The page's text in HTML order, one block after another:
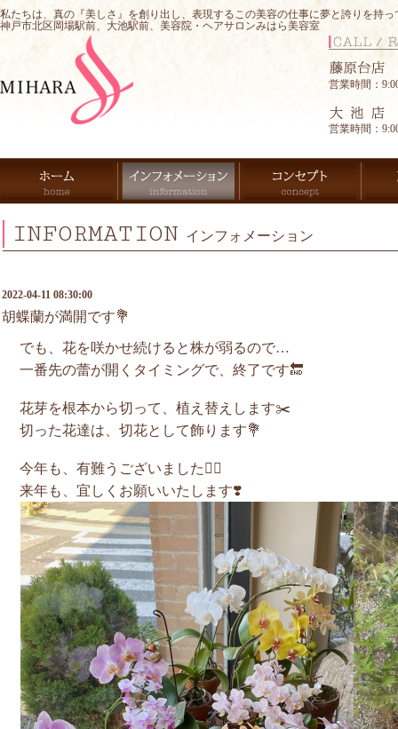
私たちは、真の『美しさ』を創り出し、表現するこの美容の仕事に夢と誇りを持
神戸市北区岡場駅前、大池駅前、美容院・ヘアサロンみはら美容室
営業時間：
営業時間：
INFORMATION インフォメーション
2022-04-11 08:30:00
胡蝶蘭が満開です💐
でも、花を咲かせ続けると株が弱るので…
一番先の蕾が開くタイミングで、終了です🔚
花芽を根本から切って、植え替えします✂️
切った花達は、切花として飾ります💐
今年も、有難うございました🙇‍♂️
来年も、宜しくお願いいたします❣️